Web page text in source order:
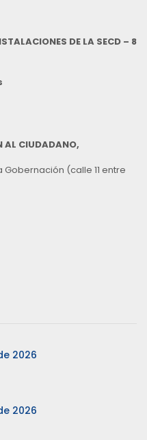
DE LA SECD – 8
AL CIUDADANO,
(calle 11 entre
2026
2026